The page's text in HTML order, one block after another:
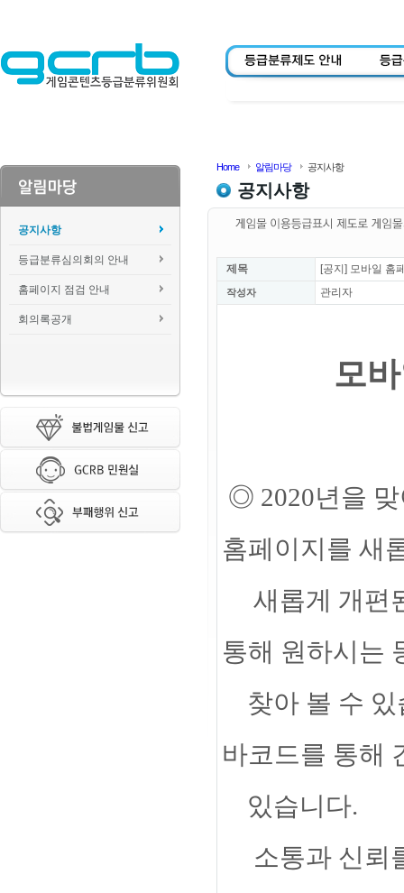
공지사항
등급분류심의회의 안내
홈페이지 점검 안내
회의록공개
Home 알림마당 공지사항
공지사항
제목 [공지] 모바일 홈
작성자 관리자
모
◎ 2020년을
홈페이지를 새
새롭게 개편
통해 원하시는
찾아 볼 수 있
바코드를 통해
있습니다.
소통과 신뢰